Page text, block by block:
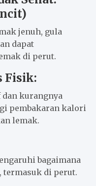
jenuh, gula
dapat
di perut.
Fisik:
kurangnya
pembakaran kalori
lemak.
bagaimana
termasuk di perut.